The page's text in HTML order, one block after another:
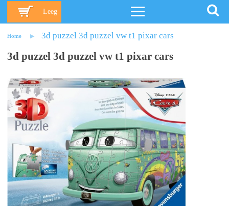
Leeg
Home 3d puzzel 3d puzzel vw t1 pixar cars
3d puzzel 3d puzzel vw t1 pixar cars